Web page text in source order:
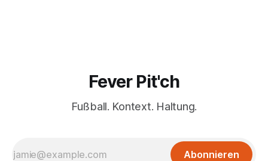
Fever Pit'ch
Fußball. Kontext. Haltung.
Abonnieren